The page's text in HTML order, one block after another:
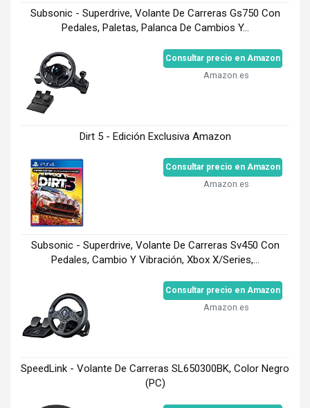
Subsonic - Superdrive, Volante De Carreras Gs750 Con
Pedales, Paletas, Palanca De Cambios Y...
Consultar precio en Amazon
Amazon.es
Dirt 5 - Edición Exclusiva Amazon
Consultar precio en Amazon
Amazon.es
Subsonic - Superdrive, Volante De Carreras Sv450 Con
Pedales, Cambio Y Vibración, Xbox X/Series,...
Consultar precio en Amazon
Amazon.es
SpeedLink - Volante De Carreras SL650300BK, Color Negro
(PC)